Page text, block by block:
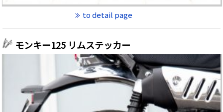
to detail page
モンキー125 リムステッカー